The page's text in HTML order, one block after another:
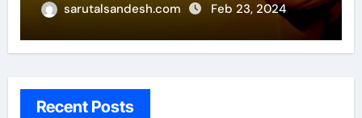
sarutalsandesh.com Feb 23, 2024
Recent Posts